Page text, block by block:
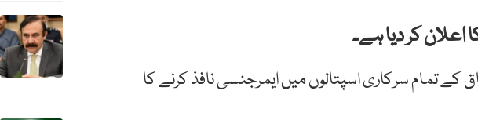
کر دیا ہے۔
تمام سرکاری اسپتالوں میں ایمرجنسی نافذ کرنے کا